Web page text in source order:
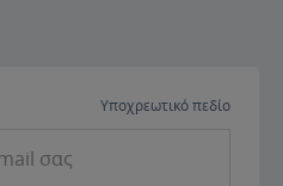
Υποχρεωτικό πεδίο